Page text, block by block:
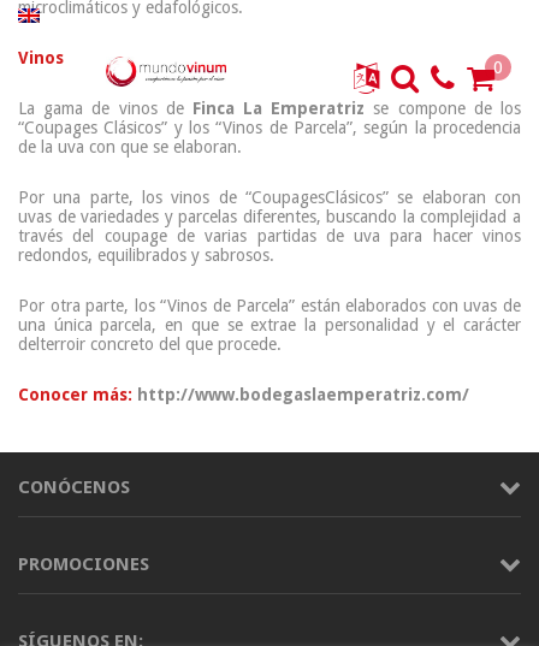
microclimáticos y edafológicos.
Vinos
La gama de vinos de Finca La Emperatriz se compone de los
“Coupages Clásicos” y los “Vinos de Parcela”, según la procedencia
de la uva con que se elaboran.
Por una parte, los vinos de “CoupagesClásicos” se elaboran con
uvas de variedades y parcelas diferentes, buscando la complejidad a
través del coupagede varias partidas de uva para hacer vinos
redondos, equilibrados y sabrosos.
Por otra parte, los “Vinos de Parcela” están elaborados con uvas de
una única parcela, en que se extrae la personalidad y el carácter
del terroir concreto del que procede.
Conocer más: http://www.bodegaslaemperatriz.com/
CONÓCENOS
PROMOCIONES
SÍGUENOS EN:
0